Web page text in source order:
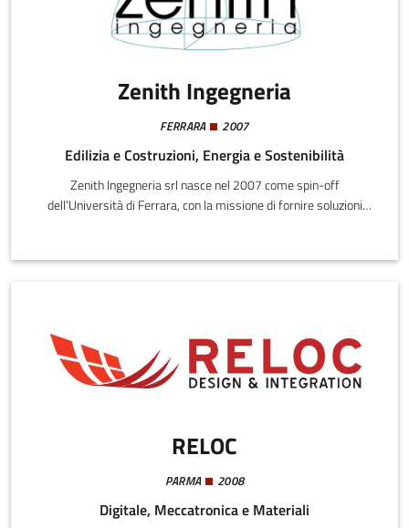
Zenith Ingegneria
FERRARA 2007
Edilizia e Costruzioni, Energia e Sostenibilità
Zenith Ingegneria srl nasce nel 2007 come spin-off
dell’Università di Ferrara, con la missione di fornire soluzioni
settore di attività della società è pertanto quello della Topografia
RELOC
PARMA 2008
Digitale, Meccatronica e Materiali